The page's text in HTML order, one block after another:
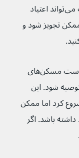
ترامادول در صورت مصرف طولانی‌مدت می‌تواند اعتیاد
کوتاه‌ترین زمان ممکن تجویز شود و
اگر داروهای دیگر کمکی نکرده‌اند، ممکن است مسکن‌های
توصیه شود. این
کرد اما ممکن
باشد. اگر